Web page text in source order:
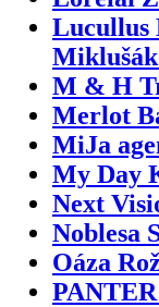
Lucullus
M & H
Merlot
MiJa
My Day
Next
Noblesa
Oáza